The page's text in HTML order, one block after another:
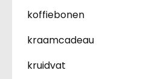
koffiebonen
kraamcadeau
kruidvat